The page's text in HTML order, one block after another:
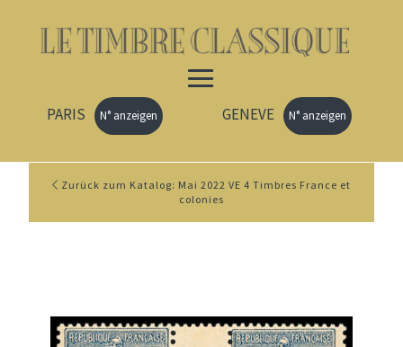
PARIS N° anzeigen GENEVE N° anzeigen
Zurück zum Katalog: Mai 2022 VE 4 Timbres France et
colonies